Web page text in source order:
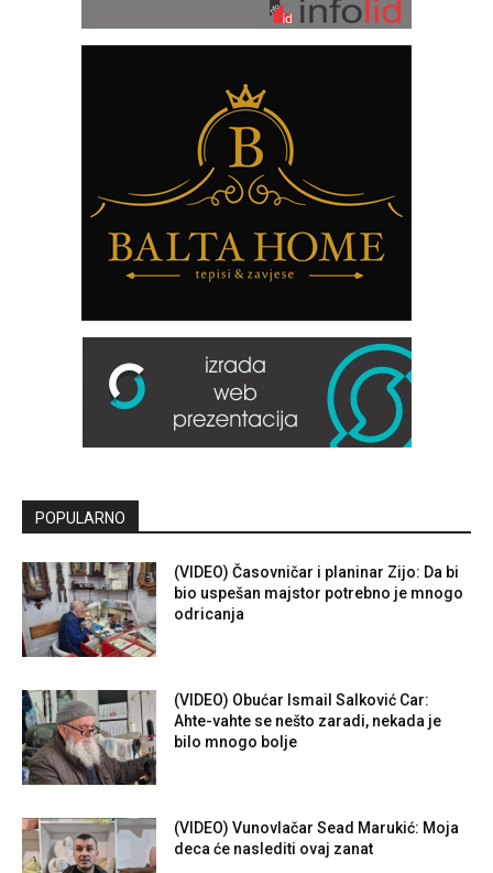
POPULARNO
(VIDEO) Časovničar i planinar Zijo: Da bi
bio uspešan majstor potrebno je mnogo
odricanja
(VIDEO) Obućar Ismail Salković Car:
Ahte-vahte se nešto zaradi, nekada je
bilo mnogo bolje
(VIDEO) Vunovlačar Sead Marukić: Moja
deca će naslediti ovaj zanat